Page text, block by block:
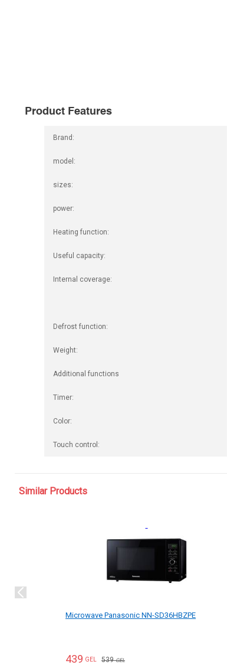
Product Features
Brand:
model:
sizes:
power:
Heating function:
Useful capacity:
Internal coverage:
Defrost function:
Weight:
Additional functions
Timer:
Color:
Touch control:
Similar Products
Microwave Panasonic NN-SD36HBZPE
439 GEL 539GEL